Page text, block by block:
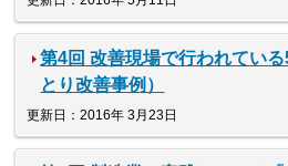
第4回 改善現場で行われてい
とり改善事例）
更新日：2016年 3月23日